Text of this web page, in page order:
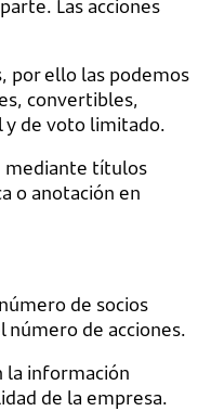
Las acciones
por ello las podemos
convertibles,
y de voto limitado.
mediante títulos
o anotación en
de socios
número de acciones.
la información
de la empresa.